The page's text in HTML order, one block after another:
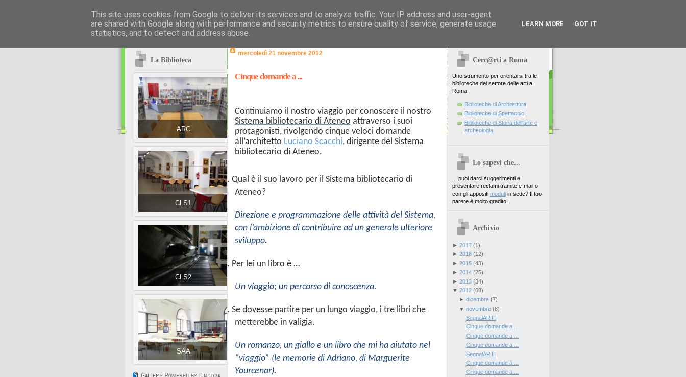
La Biblioteca
ARC
CLS1
CLS2
SAA
mercoledì 21 novembre 2012
Cinque domande a ...
Continuiamo il nostro viaggio per conoscere il nostro
Sistema bibliotecario di Ateneo attraverso i suoi
protagonisti, rivolgendo cinque veloci domande
all’architetto Luciano Scacchi, dirigente del Sistema
bibliotecario di Ateneo.
1. Qual è il suo lavoro per il Sistema bibliotecario di
Ateneo?
Direzione e programmazione delle attività del Sistema,
con l’ambizione di contribuire ad un generale ulteriore
sviluppo.
2. Per lei un libro è …
Un viaggio; un percorso di conoscenza.
3. Se dovesse partire per un lungo viaggio, i tre libri che
metterebbe in valigia.
Un romanzo, un giallo e un libro che mi ha aiutato nel
“viaggio” (le memorie di Adriano, di Marguerite
Yourcenar).
Cerc@rti a Roma
Uno strumento per orientarsi tra le
biblioteche del settore delle arti a
Roma
Biblioteche di Architettura
Biblioteche di Spettacolo
Biblioteche di Storia dell'arte e
archeologia
Lo sapevi che...
... puoi darci suggerimenti e
presentare reclami tramite e-mail o
con gli appositi moduliin sede? Il tuo
parere è molto gradito!
Archivio
► 2017(1)
► 2016(12)
► 2015(43)
► 2014(25)
► 2013(34)
▼ 2012(68)
► dicembre(7)
▼ novembre(8)
SegnalARTI
Cinque domande a ...
Cinque domande a ...
Cinque domande a ...
SegnalARTI
Cinque domande a ...
Cinque domande a ...
This site uses cookies from Google to deliver its services and to analyze traffic. Your IP address and user-agent
are shared with Google along with performance and security metrics to ensure quality of service, generate usage
statistics, and to detect and address abuse.
LEARN MORE GOT IT